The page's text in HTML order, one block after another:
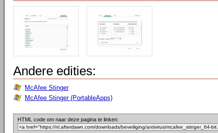
Andere edities:
McAfee Stinger
McAfee Stinger (PortableApps)
HTML code om naar deze pagina te linken: